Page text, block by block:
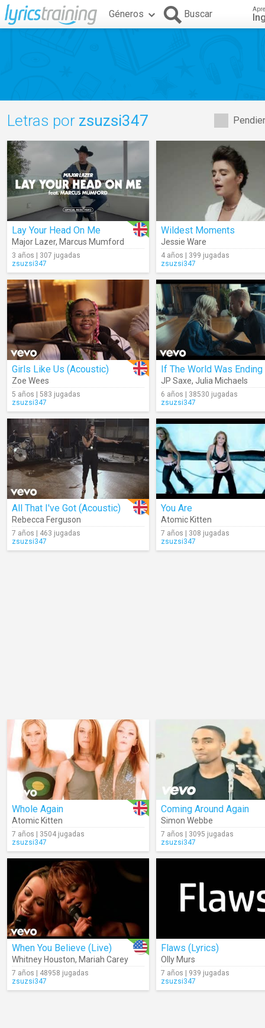
Géneros Buscar
Letras por zsuzsi347
Lay Your Head On Me
Major Lazer, Marcus Mumford
3 años | 307 jugadas
zsuzsi347
Wildest Moments
Jessie Ware
4 años | 399 jugadas
zsuzsi347
Girls Like Us (Acoustic)
Zoe Wees
5 años | 583 jugadas
zsuzsi347
If The World Was Ending
JP Saxe, Julia Michaels
6 años | 38530 jugadas
zsuzsi347
All That I've Got (Acoustic)
Rebecca Ferguson
7 años | 463 jugadas
zsuzsi347
You Are
Atomic Kitten
7 años | 308 jugadas
zsuzsi347
Whole Again
Atomic Kitten
7 años | 3504 jugadas
zsuzsi347
Coming Around Again
Simon Webbe
7 años | 3095 jugadas
zsuzsi347
When You Believe (Live)
Whitney Houston, Mariah Carey
7 años | 48958 jugadas
zsuzsi347
Flaws (Lyrics)
Olly Murs
7 años | 939 jugadas
zsuzsi347